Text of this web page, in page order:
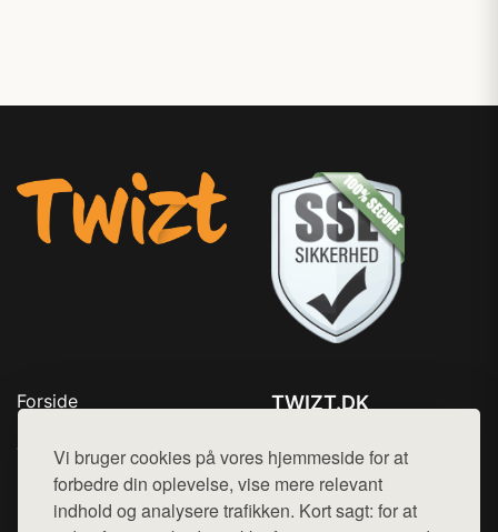
Vi bruger cookies på vores hjemmeside for at
forbedre din oplevelse, vise mere relevant
indhold og analysere trafikken. Kort sagt: for at
Forside
Top Rabatter
Kontakt
TWIZT.DK
Mail: hej@want.dk
Cookie- og privatlivspolitik